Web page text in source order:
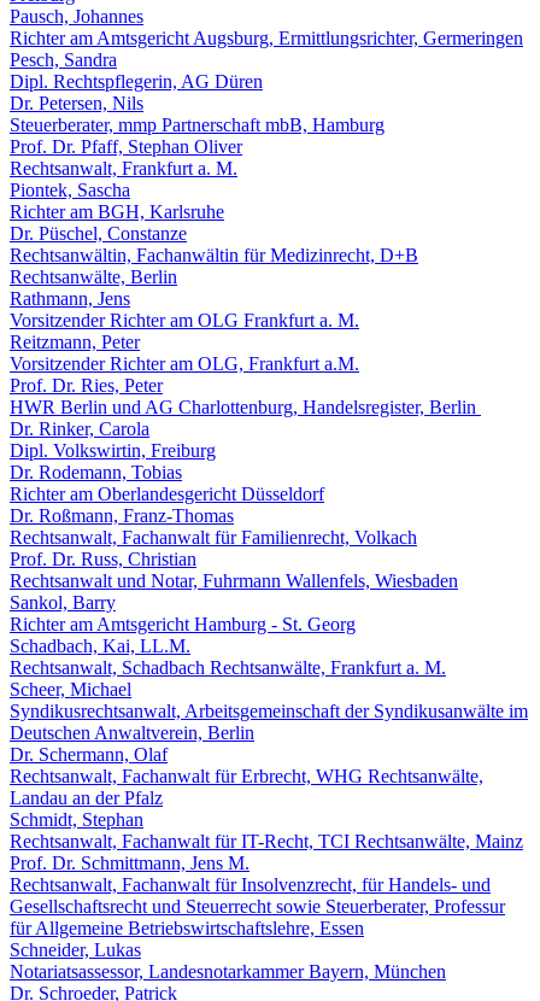
Pausch, Johannes
Richter am Amtsgericht Augsburg, Ermittlungsrichter, Germeringen
Pesch, Sandra
Dipl. Rechtspflegerin, AG Düren
Dr. Petersen, Nils
Steuerberater, mmp Partnerschaft mbB, Hamburg
Prof. Dr. Pfaff, Stephan Oliver
Rechtsanwalt, Frankfurt a. M.
Piontek, Sascha
Richter am BGH, Karlsruhe
Dr. Püschel, Constanze
Rechtsanwältin, Fachanwältin für Medizinrecht, D+B
Rechtsanwälte, Berlin
Rathmann, Jens
Vorsitzender Richter am OLG Frankfurt a. M.
Reitzmann, Peter
Vorsitzender Richter am OLG, Frankfurt a.M.
Prof. Dr. Ries, Peter
HWR Berlin und AG Charlottenburg, Handelsregister, Berlin
Dr. Rinker, Carola
Dipl. Volkswirtin, Freiburg
Dr. Rodemann, Tobias
Richter am Oberlandesgericht Düsseldorf
Dr. Roßmann, Franz-Thomas
Rechtsanwalt, Fachanwalt für Familienrecht, Volkach
Prof. Dr. Russ, Christian
Rechtsanwalt und Notar, Fuhrmann Wallenfels, Wiesbaden
Sankol, Barry
Richter am Amtsgericht Hamburg - St. Georg
Schadbach, Kai, LL.M.
Rechtsanwalt, Schadbach Rechtsanwälte, Frankfurt a. M.
Scheer, Michael
Syndikusrechtsanwalt, Arbeitsgemeinschaft der Syndikusanwälte im
Deutschen Anwaltverein, Berlin
Dr. Schermann, Olaf
Rechtsanwalt, Fachanwalt für Erbrecht, WHG Rechtsanwälte,
Landau an der Pfalz
Schmidt, Stephan
Rechtsanwalt, Fachanwalt für IT-Recht, TCI Rechtsanwälte, Mainz
Prof. Dr. Schmittmann, Jens M.
Rechtsanwalt, Fachanwalt für Insolvenzrecht, für Handels- und
Gesellschaftsrecht und Steuerrecht sowie Steuerberater, Professur
für Allgemeine Betriebswirtschaftslehre, Essen
Schneider, Lukas
Notariatsassessor, Landesnotarkammer Bayern, München
Dr. Schroeder, Patrick